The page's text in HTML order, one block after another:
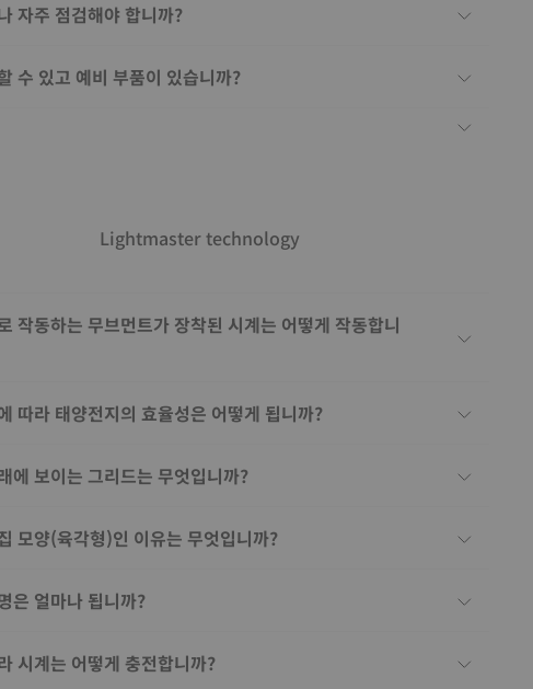
자주 점검해야 합니까?
수 있고 예비 부품이 있습니까?
Lightmaster technology
작동하는 무브먼트가 장착된 시계는 어떻게 작동합니
따라 태양전지의 효율성은 어떻게 됩니까?
에 보이는 그리드는 무엇입니까?
모양(육각형)인 이유는 무엇입니까?
은 얼마나 됩니까?
시계는 어떻게 충전합니까?